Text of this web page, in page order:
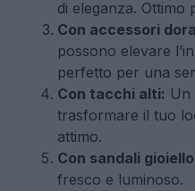
di eleganza. Ottimo
Con accessori
possono elevare
perfetto per una
Con tacchi alti: Un
trasformare il tuo
attimo.
Con sandali
fresco e luminoso.